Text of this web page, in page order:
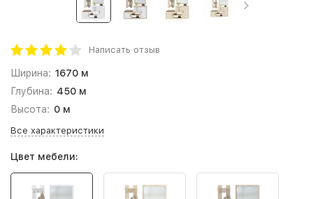
Написать отзыв
Ширина: 1670 м
Глубина: 450 м
Высота: 0 м
Все характеристики
Цвет мебели: